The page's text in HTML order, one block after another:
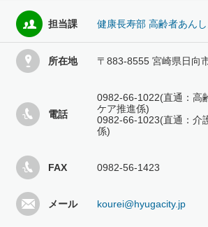
担当課 健康長寿部 高齢者あん
所在地 〒883-8555 宮崎県日向
電話
0982-66-1022(直通：高
ケア推進係)
0982-66-1023(直通：介
係)
FAX 0982-56-1423
メール kourei@hyugacity.jp